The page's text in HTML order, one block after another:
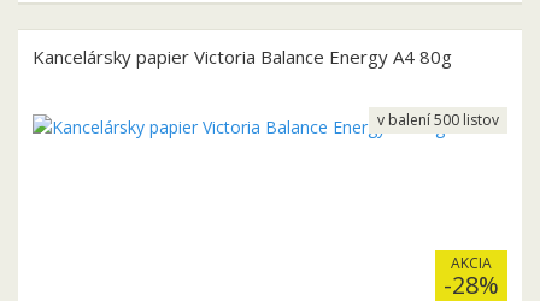
Kancelársky papier Victoria Balance Energy A4 80g
AKCIA
-28%
v balení 500 listov